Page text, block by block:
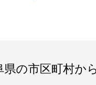
県の市区町村か